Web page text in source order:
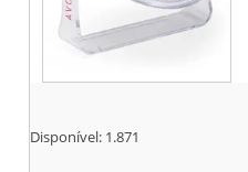
Disponível: 1.871